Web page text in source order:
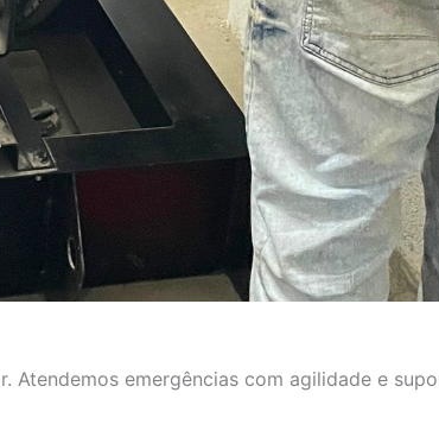
emergências com agilidade e